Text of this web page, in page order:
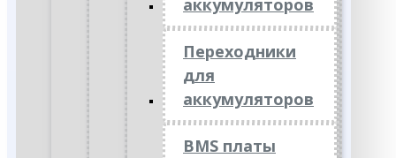
аккумуляторов
Переходники
для
аккумуляторов
BMS платы